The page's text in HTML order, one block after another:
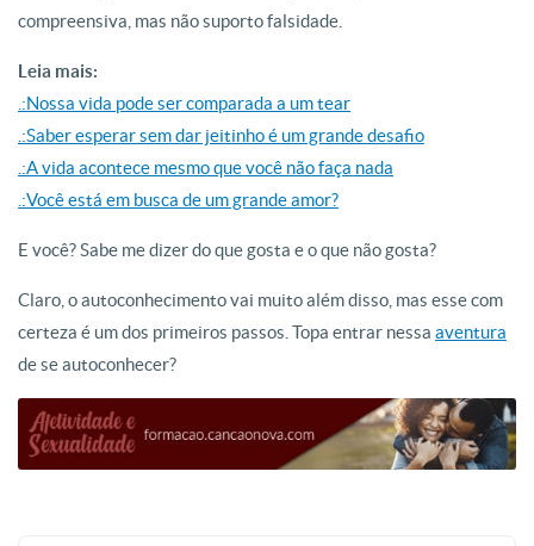
compreensiva, mas não suporto falsidade.
Leia mais:
.:Nossa vida pode ser comparada a um tear
.:Saber esperar sem dar jeitinho é um grande desafio
.:A vida acontece mesmo que você não faça nada
.:Você está em busca de um grande amor?
E você? Sabe me dizer do que gosta e o que não gosta?
Claro, o autoconhecimento vai muito além disso, mas esse com
certeza é um dos primeiros passos. Topa entrar nessa aventura
de se autoconhecer?